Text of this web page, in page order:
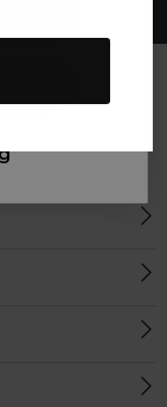
ons met een 9,6!